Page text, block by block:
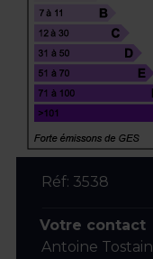
Réf: 3538
Votre contact
Antoine Tostain